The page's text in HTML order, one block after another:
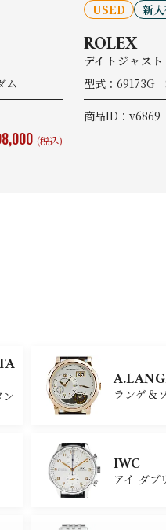
ム
(税込)
USED 新
ROLEX
デイトジャス
型式：69173G
商品ID：v6869
ランゲ＆
IWC
アイ ダブ